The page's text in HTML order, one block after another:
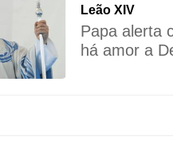
Leão XIV
Papa alerta
há amor a